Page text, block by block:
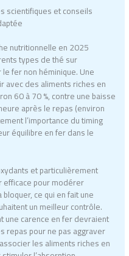
scientifiques et conseils
nutritionnelle en 2025
types de thé sur
fer non héminique. Une
avec des aliments riches en
60 à 70 %, contre une baisse
après le repas (environ
l’importance du timing
équilibre en fer dans le
et particulièrement
efficace pour modérer
ce qui en fait une
un meilleur contrôle.
une carence en fer devraient
repas pour ne pas aggraver
les aliments riches en